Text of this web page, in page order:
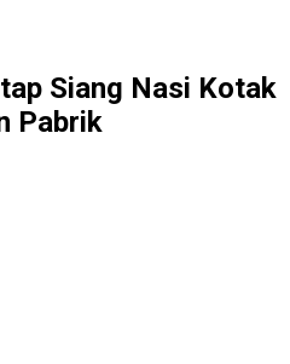
Siang Nasi Kotak
Pabrik